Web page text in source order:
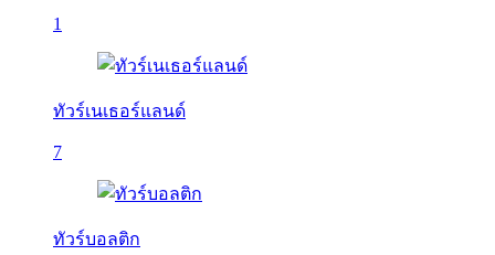
1
ทัวร์เนเธอร์แลนด์
7
ทัวร์บอลติก